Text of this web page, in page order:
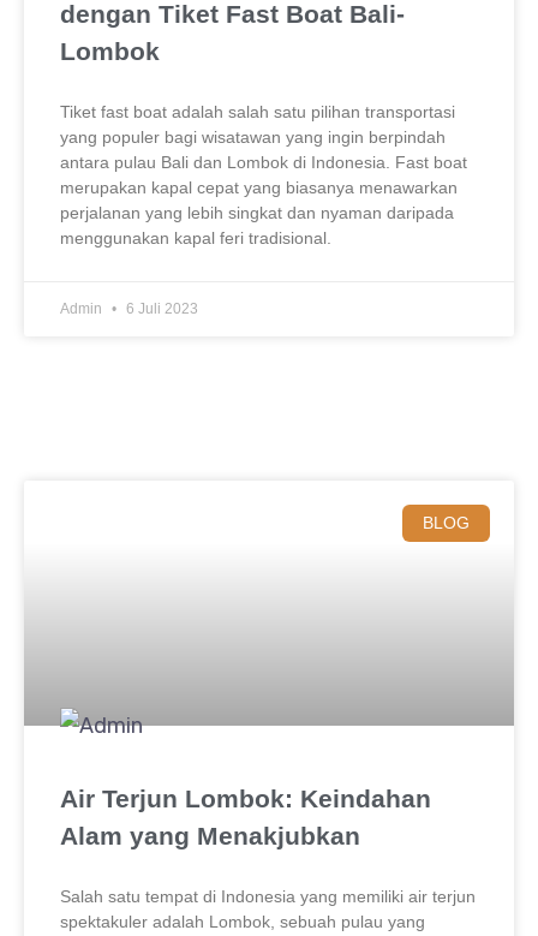
dengan Tiket Fast Boat Bali-
Lombok
Tiket fast boat adalah salah satu pilihan transportasi
yang populer bagi wisatawan yang ingin berpindah
antara pulau Bali dan Lombok di Indonesia. Fast boat
merupakan kapal cepat yang biasanya menawarkan
perjalanan yang lebih singkat dan nyaman daripada
menggunakan kapal feri tradisional.
Admin 6 Juli 2023
BLOG
Air Terjun Lombok: Keindahan
Alam yang Menakjubkan
Salah satu tempat di Indonesia yang memiliki air terjun
spektakuler adalah Lombok, sebuah pulau yang